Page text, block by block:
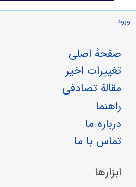
ورود
صفحهٔ اصلی
تغییرات اخیر
مقالهٔ تصادفی
راهنما
درباره ما
تماس با ما
ابزارها